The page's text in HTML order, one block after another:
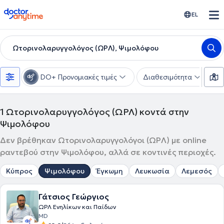
doctoranytime EL
Ωτορινολαρυγγολόγος (ΩΡΛ), Ψιμολόφου
DO+ Προνομιακές τιμές Διαθεσιμότητα
1 Ωτορινολαρυγγολόγος (ΩΡΛ) κοντά στην
Ψιμολόφου
Δεν βρέθηκαν Ωτορινολαρυγγολόγοι (ΩΡΛ) με online
ραντεβού στην Ψιμολόφου, αλλά σε κοντινές περιοχές.
Κύπρος Ψιμολόφου Έγκωμη Λευκωσία Λεμεσός
Γάτσιος Γεώργιος
ΩΡΛ Ενηλίκων και Παίδων
MD